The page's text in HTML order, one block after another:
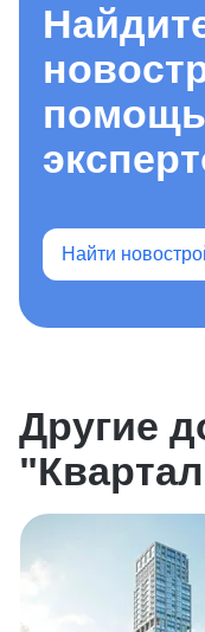
Найти
Другие